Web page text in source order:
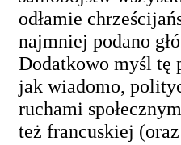
odłamie
najmniej podano
Dodatkowo myśl tę
jak wiadomo,
ruchami
też francuskiej